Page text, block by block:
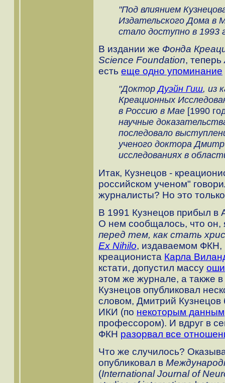
"Под влиянием
Издательского Дома в
стало доступно в 1993
В издании же Фонда
Science Foundation, теперь
есть еще одно упоминание
"ДокторДуэйн Гиш, из
Креационных
в Россию в Мае [1990
научные
последовало
ученого доктора
исследованиях в
Итак, Кузнецов -
российском ученом"
журналисты? Но это
В 1991 Кузнецов прибыл
О нем сообщалось, что он,
перед тем, как стать
Ex Nihilo, издаваемом
креациониста Карла
кстати, допустил массу
этом же журнале, а также в
Кузнецов опубликовал
словом, Дмитрий
ИКИ (по некоторым данным
профессором). И вдруг в
ФКН разорвал все
Что же случилось?
опубликовал в
(International Journal of